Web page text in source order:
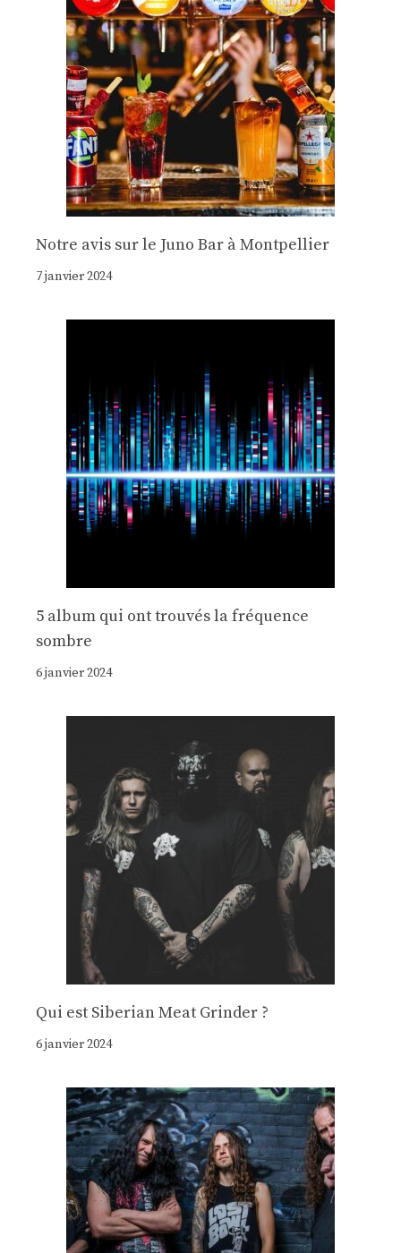
Notre avis sur le Juno Bar à Montpellier
7 janvier 2024
5 album qui ont trouvés la fréquence
sombre
6 janvier 2024
Qui est Siberian Meat Grinder ?
6 janvier 2024